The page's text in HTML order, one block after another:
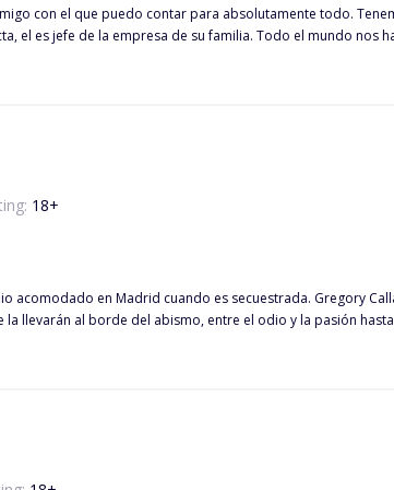
con el que puedo contar para absolutamente todo.
el es jefe de la empresa de su familia. Todo el mundo
reto.
18+
Gregory Callahan es un hombre joven y poderoso...un desconocido que parece
llevarán al borde del abismo, entre el odio y la pasión
más cerca de lo que pueda imaginar... Prepárate para